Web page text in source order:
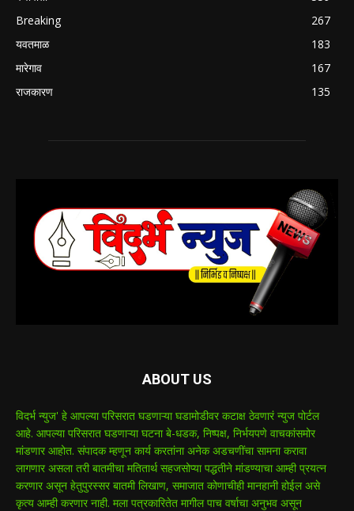
Breaking
267
यवतमाळ
183
मारेगाव
167
राजकारण
135
ABOUT US
विदर्भ न्युज' हे आपल्या परिसरात घडणाऱ्या घडामोडीवर कटाक्ष ठेवणारं न्युज पोर्टल
आहे. आपल्या परिसरात घडणाऱ्या घटना बे-धडक, निष्पक्ष, निर्भयपणे वाचकांसमोर
मांडणार आहोत. संपादक म्हणून कार्य करतांना अनेक अडचणींचा सामना करावा
लागणार असला तरी बातमीचा मतितार्थ सहजसोप्या पद्धतीने मांडण्याचा आम्ही प्रयत्न
करणार असून हेतुपुरस्सर बातमी लिखाण, समाजात कोणाचीही मानहानी होईल असे
कृत्य आम्ही करणार नाही. मला पत्रकारितेत मागील पाच वर्षाचा अनुभव असून